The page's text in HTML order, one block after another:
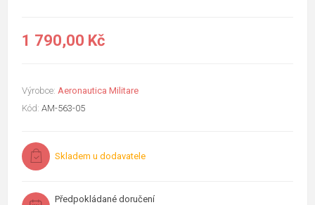
1 790,00 Kč
Výrobce: Aeronautica Militare
Kód: AM-563-05
Skladem u dodavatele
Předpokládané doručení